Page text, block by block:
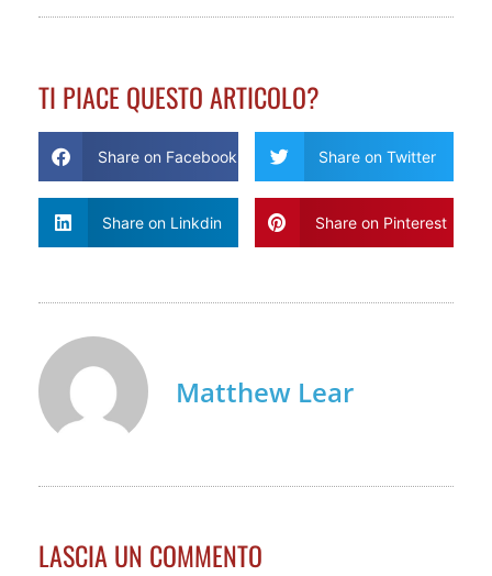
TI PIACE QUESTO ARTICOLO?
Share on Facebook Share on Twitter
Share on Linkdin Share on Pinterest
Matthew Lear
LASCIA UN COMMENTO